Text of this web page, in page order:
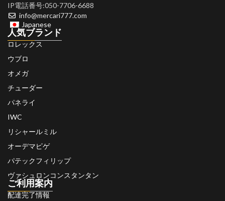
IP電話番号:050-7706-6688
info@mercari777.com
Japanese
人気ブランド
ロレックス
ウブロ
オメガ
チューダー
パネライ
IWC
リシャールミル
オーデマピゲ
パテックフィリップ
ヴァシュロンコンスタンタン
ご利用案内
配達完了情報